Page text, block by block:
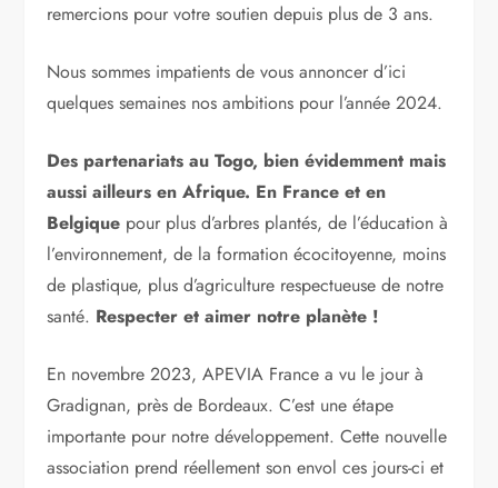
remercions pour votre soutien depuis plus de 3 ans.
Nous sommes impatients de vous annoncer d’ici
quelques semaines nos ambitions pour l’année 2024.
Des partenariats au Togo, bien évidemment mais
aussi ailleurs en Afrique. En France et en
Belgique pour plus d’arbres plantés, de l’éducation à
l’environnement, de la formation écocitoyenne, moins
de plastique, plus d’agriculture respectueuse de notre
santé. Respecter et aimer notre planète !
En novembre 2023, APEVIA France a vu le jour à
Gradignan, près de Bordeaux. C’est une étape
importante pour notre développement. Cette nouvelle
association prend réellement son envol ces jours-ci et